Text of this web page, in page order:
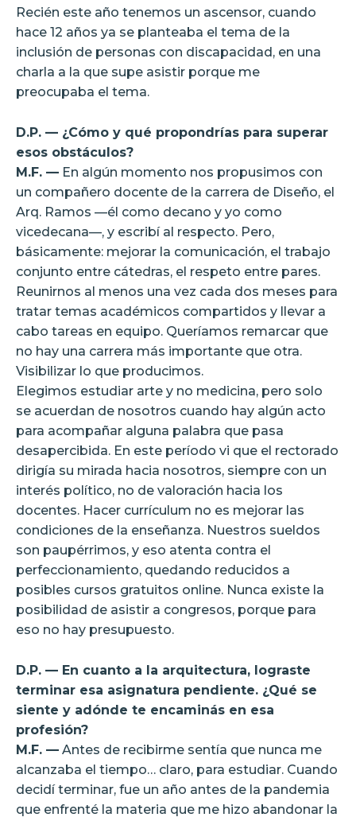
Recién este año tenemos un ascensor, cuando
hace 12 años ya se planteaba el tema de la
inclusión de personas con discapacidad, en una
charla a la que supe asistir porque me
preocupaba el tema.
D.P. — ¿Cómo y qué propondrías para superar
esos obstáculos?
M.F. — En algún momento nos propusimos con
un compañero docente de la carrera de Diseño, el
Arq. Ramos —él como decano y yo como
vicedecana—, y escribí al respecto. Pero,
básicamente: mejorar la comunicación, el trabajo
conjunto entre cátedras, el respeto entre pares.
Reunirnos al menos una vez cada dos meses para
tratar temas académicos compartidos y llevar a
cabo tareas en equipo. Queríamos remarcar que
no hay una carrera más importante que otra.
Visibilizar lo que producimos.
Elegimos estudiar arte y no medicina, pero solo
se acuerdan de nosotros cuando hay algún acto
para acompañar alguna palabra que pasa
desapercibida. En este período vi que el rectorado
dirigía su mirada hacia nosotros, siempre con un
interés político, no de valoración hacia los
docentes. Hacer currículum no es mejorar las
condiciones de la enseñanza. Nuestros sueldos
son paupérrimos, y eso atenta contra el
perfeccionamiento, quedando reducidos a
posibles cursos gratuitos online. Nunca existe la
posibilidad de asistir a congresos, porque para
eso no hay presupuesto.
D.P. — En cuanto a la arquitectura, lograste
terminar esa asignatura pendiente. ¿Qué se
siente y adónde te encaminás en esa
profesión?
M.F. — Antes de recibirme sentía que nunca me
alcanzaba el tiempo… claro, para estudiar. Cuando
decidí terminar, fue un año antes de la pandemia
que enfrenté la materia que me hizo abandonar la